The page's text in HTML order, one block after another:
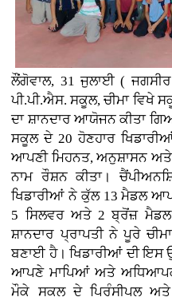
ਲੌਂਗੋਵਾਲ, 31 ਜੁਲਾਈ (
ਪੀ.ਪੀ.ਐਸ. ਸਕੂਲ, ਚੀਮਾ ਵਿਖੇ
ਦਾ ਸ਼ਾਨਦਾਰ ਆਯੋਜਨ ਕੀਤਾ
ਸਕੂਲ ਦੇ 20 ਹੋਣਹਾਰ
ਆਪਣੀ ਮਿਹਨਤ, ਅਨੁਸ਼ਾਸਨ ਅਤੇ
ਨਾਮ ਰੌਸ਼ਨ ਕੀਤਾ।
ਖਿਡਾਰੀਆਂ ਨੇ ਕੁੱਲ 13 ਮੈਡਲ
5 ਸਿਲਵਰ ਅਤੇ 2 ਬ੍ਰੋਂਜ਼ ਮੈਡਲ
ਸ਼ਾਨਦਾਰ ਪ੍ਰਾਪਤੀ ਨੇ ਪੂਰੇ
ਬਣਾਈ ਹੈ। ਖਿਡਾਰੀਆਂ ਦੀ ਇਸ
ਆਪਣੇ ਮਾਪਿਆਂ ਅਤੇ
ਮੌਕੇ ਸਕੂਲ ਦੇ ਪ੍ਰਿੰਸੀਪਲ